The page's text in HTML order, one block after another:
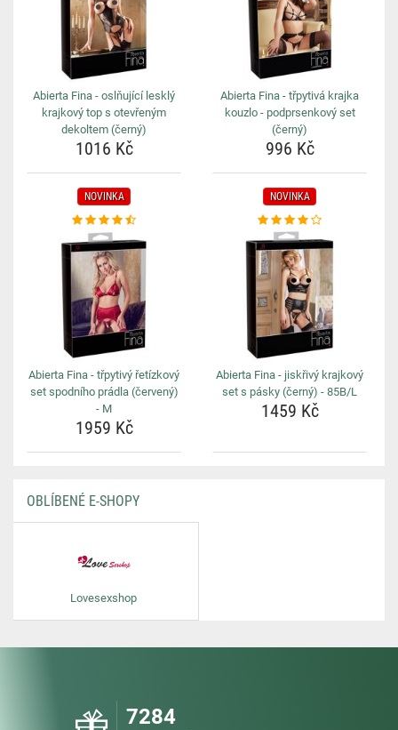
Abierta Fina - oslňující lesklý
krajkový top s otevřeným
dekoltem (černý)
1016 Kč
Abierta Fina - třpytivá krajka
kouzlo - podprsenkový set
(černý)
996 Kč
NOVINKA
Abierta Fina - třpytivý řetízkový
set spodního prádla (červený)
- M
1959 Kč
NOVINKA
Abierta Fina - jiskřivý krajkový
set s pásky (černý) - 85B/L
1459 Kč
OBLÍBENÉ E-SHOPY
Lovesexshop
7284